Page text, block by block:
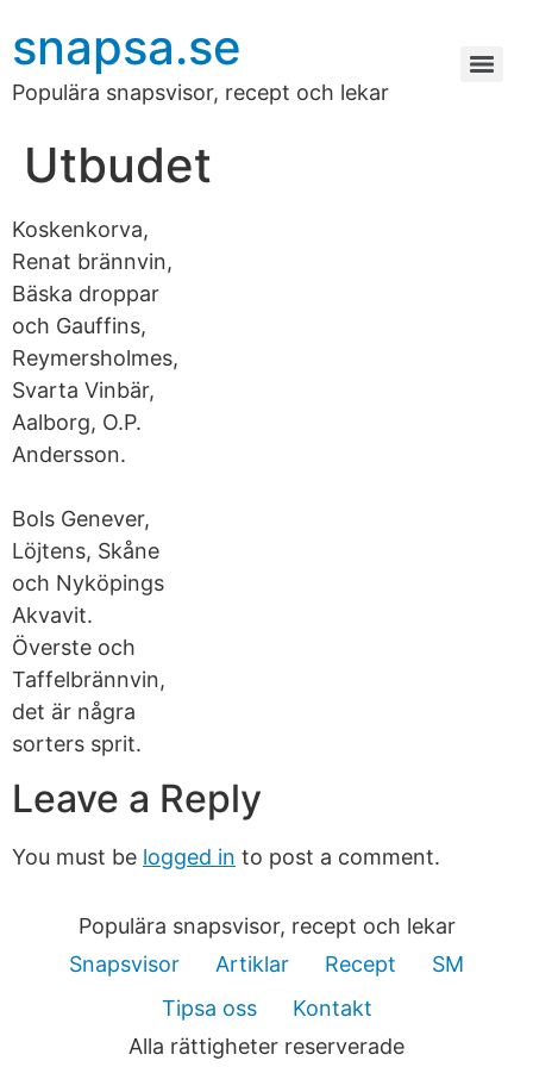
snapsa.se
Populära snapsvisor, recept och lekar
Utbudet
Koskenkorva,
Renat brännvin,
Bäska droppar
och Gauffins,
Reymersholmes,
Svarta Vinbär,
Aalborg, O.P.
Andersson.
Bols Genever,
Löjtens, Skåne
och Nyköpings
Akvavit.
Överste och
Taffelbrännvin,
det är några
sorters sprit.
Leave a Reply
You must be logged in to post a comment.
Populära snapsvisor, recept och lekar
Snapsvisor
Artiklar Recept
SM
Tipsa oss
Kontakt
Alla rättigheter reserverade